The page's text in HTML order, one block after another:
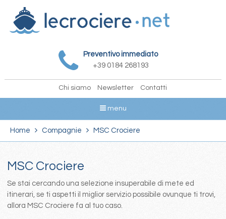
Preventivo immediato
+39 0184 268193
Chi siamo Newsletter Contatti
menu
Home Compagnie MSC Crociere
MSC Crociere
Se stai cercando una selezione insuperabile di mete ed
itinerari, se ti aspetti il miglior servizio possibile ovunque ti trovi,
allora MSC Crociere fa al tuo caso.